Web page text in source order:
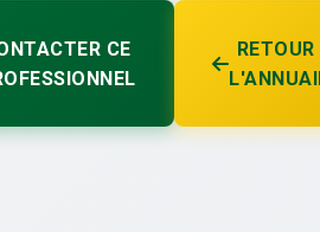
CE
RETOUR